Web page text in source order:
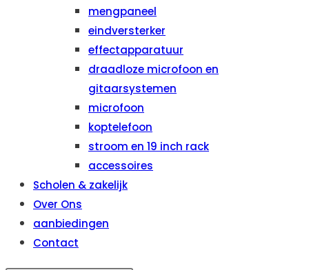
mengpaneel
eindversterker
effectapparatuur
draadloze microfoon en
gitaarsystemen
microfoon
koptelefoon
stroom en 19 inch rack
accessoires
Scholen & zakelijk
Over Ons
aanbiedingen
Contact